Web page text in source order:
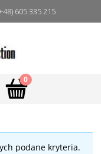
605 335 215
podane kryteria.